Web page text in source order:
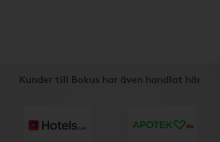
Kunder till Bokus har även handlat här